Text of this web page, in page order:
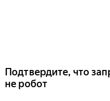
Подтвердите, что
не робот